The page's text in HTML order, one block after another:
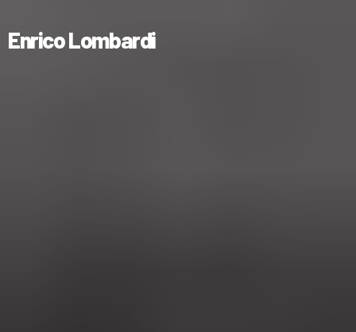
Enrico Lombardi